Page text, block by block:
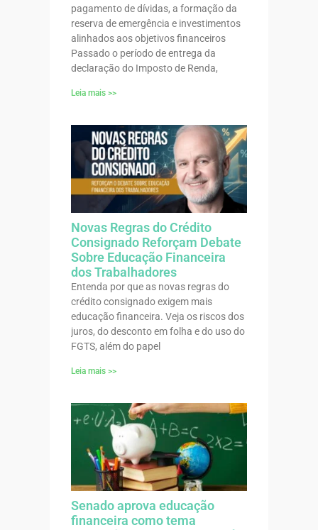
pagamento de dívidas, a formação da
reserva de emergência e investimentos
alinhados aos objetivos financeiros
Passado o período de entrega da
declaração do Imposto de Renda,
Leia mais >>
Novas Regras do Crédito
Consignado Reforçam Debate
Sobre Educação Financeira
dos Trabalhadores
Entenda por que as novas regras do
crédito consignado exigem mais
educação financeira. Veja os riscos dos
juros, do desconto em folha e do uso do
FGTS, além do papel
Leia mais >>
Senado aprova educação
financeira como tema